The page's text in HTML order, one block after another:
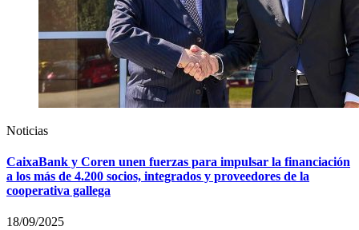
Noticias
CaixaBank y Coren unen fuerzas para impulsar la financiación
a los más de 4.200 socios, integrados y proveedores de la
cooperativa gallega
18/09/2025